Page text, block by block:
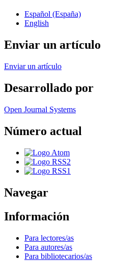
Español (España)
English
Enviar un artículo
Enviar un artículo
Desarrollado por
Open Journal Systems
Número actual
Navegar
Información
Para lectores/as
Para autores/as
Para bibliotecarios/as